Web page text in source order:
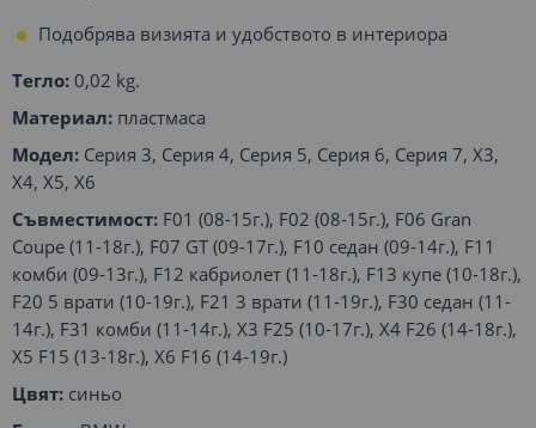
Подобрява визията и удобството в интериора
Тегло: 0,02 kg.
Материал: пластмаса
Модел: Серия 3, Серия 4, Серия 5, Серия 6, Серия 7, X3,
X4, X5, X6
Съвместимост: F01 (08-15г.), F02 (08-15г.), F06 Gran
Coupe (11-18г.), F07 GT (09-17г.), F10 седан (09-14г.), F11
комби (09-13г.), F12 кабриолет (11-18г.), F13 купе (10-18г.),
F20 5 врати (10-19г.), F21 3 врати (11-19г.), F30 седан (11-
14г.), F31 комби (11-14г.), X3 F25 (10-17г.), X4 F26 (14-18г.),
X5 F15 (13-18г.), X6 F16 (14-19г.)
Цвят: синьо